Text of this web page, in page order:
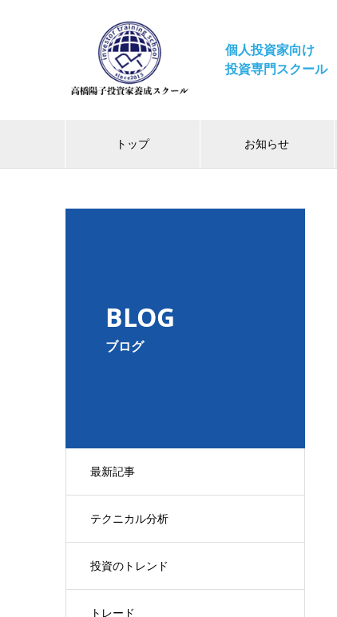
個人投資家向け
投資専門スクール
トップ お知らせ
BLOG
ブログ
最新記事
テクニカル分析
投資のトレンド
トレード